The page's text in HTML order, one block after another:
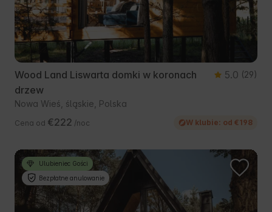
Wood Land Liswarta domki w koronach
drzew
5.0 (29)
Nowa Wieś, śląskie, Polska
Cena od €222 /noc W klubie: od €198
Ulubieniec Gości
Bezpłatne anulowanie